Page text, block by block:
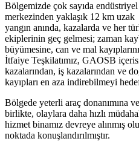
Bölgemizde çok sayıda
merkezinden yaklaşık 12 km uzak
yangın anında, kazalarda ve her
ekiplerinin geç gelmesi; zaman
büyümesine, can ve mal
İtfaiye Teşkilatımız, GAOSB
kazalarından, iş kazalarından ve
kayıpları en aza indirebilmeyi
Bölgede yeterli araç donanımına
birlikte, olaylara daha hızlı
hizmet binamız devreye alınmış
noktada konuşlandırılmıştır.